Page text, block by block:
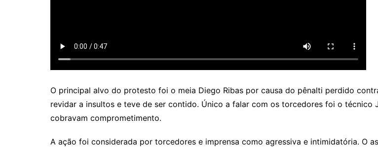
O principal alvo do protesto foi o meia Diego Ribas por causa do pênalti perdido
revidar a insultos e teve de ser contido. Único a falar com os torcedores foi o
cobravam comprometimento.
A ação foi considerada por torcedores e imprensa como agressiva e intimidatória. O